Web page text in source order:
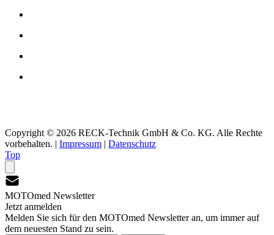
Copyright © 2026 RECK-Technik GmbH & Co. KG. Alle Rechte
vorbehalten. | Impressum | Datenschutz
Top
MOTOmed Newsletter
Jetzt anmelden
Melden Sie sich für den MOTOmed Newsletter an, um immer auf
dem neuesten Stand zu sein.